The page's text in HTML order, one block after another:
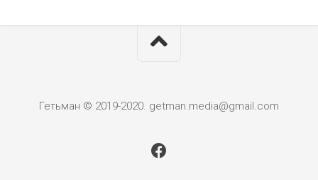
Гетьман © 2019-2020. getman.media@gmail.com